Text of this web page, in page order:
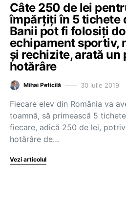
Câte 250 de lei
împărțiți în 5 tichete
Banii pot fi folosiți
echipament sportiv,
și rechizite, arată un
hotărâre
Mihai Peticilă 30 iulie 2019
Fiecare elev din România va
toamnă, să primească 5
fiecare, adică 250 de lei,
hotărâre de…
Vezi articolul